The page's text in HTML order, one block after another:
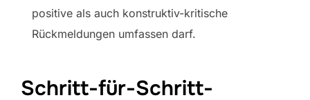
positive als auch konstruktiv-kritische
Rückmeldungen umfassen darf.
Schritt-für-Schritt-